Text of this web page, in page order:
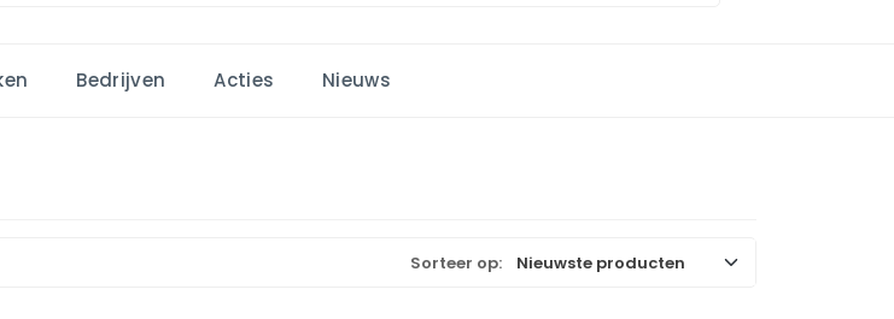
Bedrijven Acties Nieuws
Sorteer op: